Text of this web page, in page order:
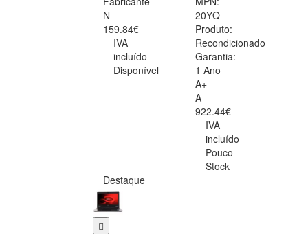
N
159.84€
IVA
incluído
Disponível
20YQ
Produto:
Recondicionado
Garantia:
1 Ano
A+
A
922.44€
IVA
incluído
Pouco
Stock
Destaque